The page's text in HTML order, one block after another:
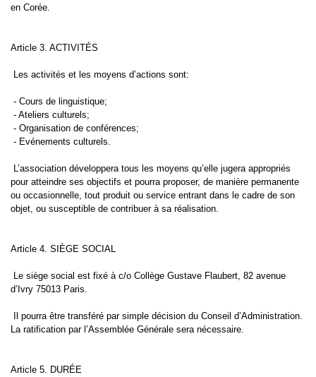
en Corée.
Article 3. ACTIVITÉS
Les activités et les moyens d’actions sont:
- Cours de linguistique;
- Ateliers culturels;
- Organisation de conférences;
- Evénements culturels.
L’association développera tous les moyens qu’elle jugera appropriés
pour atteindre ses objectifs et pourra proposer, de manière permanente
ou occasionnelle, tout produit ou service entrant dans le cadre de son
objet, ou susceptible de contribuer à sa réalisation.
Article 4. SIÈGE SOCIAL
Le siège social est fixé à c/o Collège Gustave Flaubert, 82 avenue
d’Ivry 75013 Paris.
Il pourra être transféré par simple décision du Conseil d’Administration.
La ratification par l’Assemblée Générale sera nécessaire.
Article 5. DURÉE